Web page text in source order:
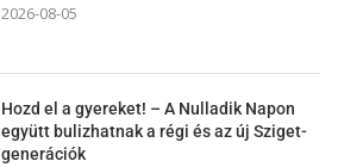
2026-08-05
Hozd el a gyereket! – A Nulladik Napon
együtt bulizhatnak a régi és az új Sziget-
generációk